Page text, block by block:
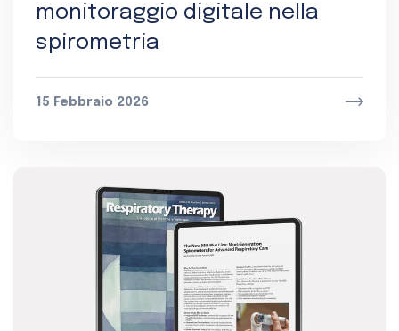
monitoraggio digitale nella
spirometria
15 Febbraio 2026